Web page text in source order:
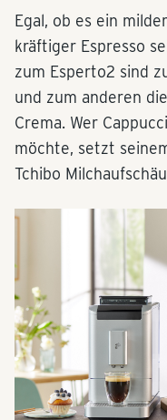
Egal, ob es ein
kräftiger Espresso
zum Esperto2 sind
und zum anderen
Crema. Wer
möchte, setzt
Tchibo